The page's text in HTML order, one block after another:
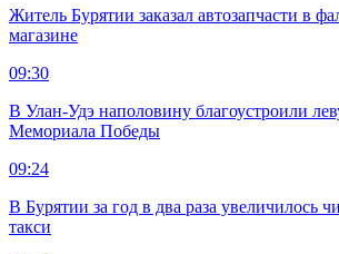
Житель Бурятии заказал автозапчасти в
магазине
09:30
В Улан-Удэ наполовину благоустроили
Мемориала Победы
09:24
В Бурятии за год в два раза увеличилось
такси